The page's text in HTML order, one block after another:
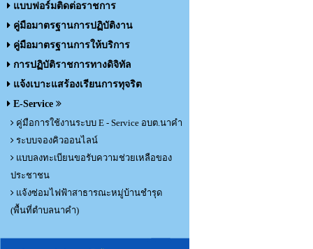
แบบฟอร์มติดต่อราชการ
คู่มือมาตรฐานการปฏิบัติงาน
คู่มือมาตรฐานการให้บริการ
การปฏิบัติราชการทางดิจิทัล
แจ้งเบาะแสร้องเรียนการทุจริต
E-Service
คู่มือการใช้งานระบบ E - Service อบต.นาคำ
ระบบจองคิวออนไลน์
แบบลงทะเบียนขอรับความช่วยเหลือของ
ประชาชน
แจ้งซ่อมไฟฟ้าสาธารณะหมู่บ้านชำรุด
(พื้นที่ตำบลนาคำ)